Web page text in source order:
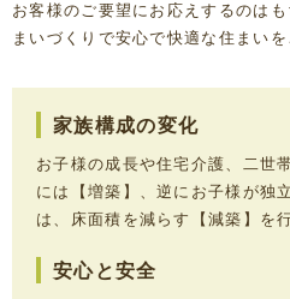
お客様のご要望にお応えするのは
まいづくりで安心で快適な住まいを
家族構成の変化
お子様の成長や住宅介護、二世
には【増築】、逆にお子様が独
は、床面積を減らす【減築】を
安心と安全